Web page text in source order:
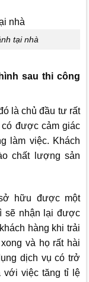
tại nhà
sau thi công
là chủ đầu tư rất
được cảm giác
làm việc. Khách
chất lượng sản
hữu được một
sẽ nhận lại được
hàng khi trải
và họ rất hài
dịch vụ có trở
với việc tăng tỉ lệ